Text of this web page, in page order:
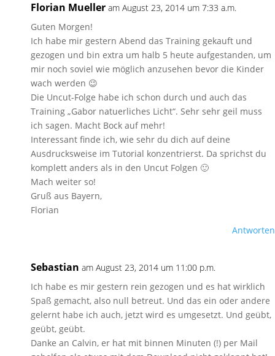
Florian Mueller am August 23, 2014 um 7:33 a.m.
Guten Morgen!
Ich habe mir gestern Abend das Training gekauft und
gezogen und bin extra um halb 5 heute aufgestanden, um
mir noch soviel wie möglich anzusehen bevor die Kinder
wach werden 😉
Die Uncut-Folge habe ich schon durch und auch das
Training „Gabor natuerliches Licht“. Sehr sehr geil muss
ich sagen. Macht Bock auf mehr!
Interessant finde ich, wie sehr du dich auf deine
Ausdrucksweise im Tutorial konzentrierst. Da sprichst du
komplett anders als in den Uncut Folgen 🙂
Mach weiter so!
Gruß aus Bayern,
Florian
Antworten
Sebastian am August 23, 2014 um 11:00 p.m.
Ich habe es mir gestern rein gezogen und es hat wirklich
Spaß gemacht, also null betreut. Und das ein oder andere
gelernt habe ich auch, jetzt wird es umgesetzt. Und geübt,
geübt, geübt.
Danke an Calvin, er hat mit binnen Minuten (!) per Mail